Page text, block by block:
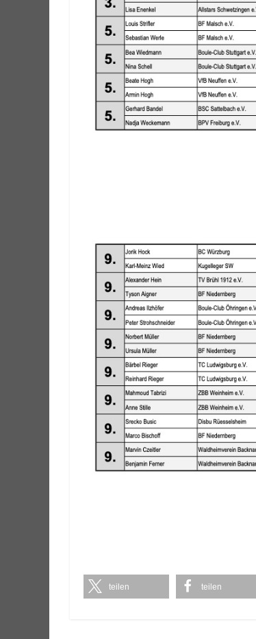
teilen teilen